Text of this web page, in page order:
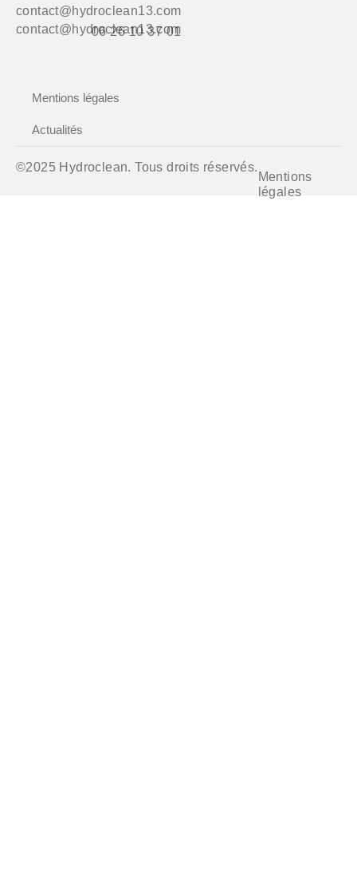
contact@hydroclean13.com
contact@hydroclean13.com
06 26 10 37 01
Mentions légales
Actualités
©2025 Hydroclean. Tous droits réservés.
Mentions
légales